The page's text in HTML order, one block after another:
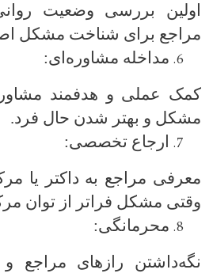
اولین بررسی وضعیت
مراجع برای شناخت مشکل
مداخله مشاوره‌ای:
کمک عملی و هدفمند
مشکل و بهتر شدن حال فرد.
ارجاع تخصصی:
معرفی مراجع به داکتر یا
وقتی مشکل فراتر از توان
محرمانگی:
نگه‌داشتن رازهای مراجع